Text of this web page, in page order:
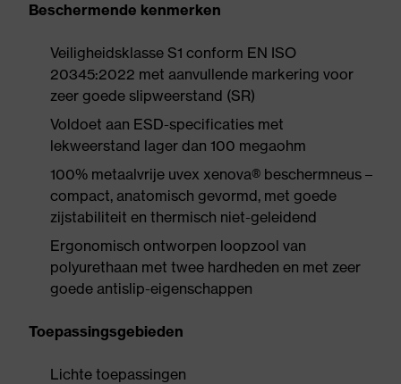
Beschermende kenmerken
Veiligheidsklasse S1 conform EN ISO
20345:2022 met aanvullende markering voor
zeer goede slipweerstand (SR)
Voldoet aan ESD-specificaties met
lekweerstand lager dan 100 megaohm
100% metaalvrije uvex xenova® beschermneus –
compact, anatomisch gevormd, met goede
zijstabiliteit en thermisch niet-geleidend
Ergonomisch ontworpen loopzool van
polyurethaan met twee hardheden en met zeer
goede antislip-eigenschappen
Toepassingsgebieden
Lichte toepassingen